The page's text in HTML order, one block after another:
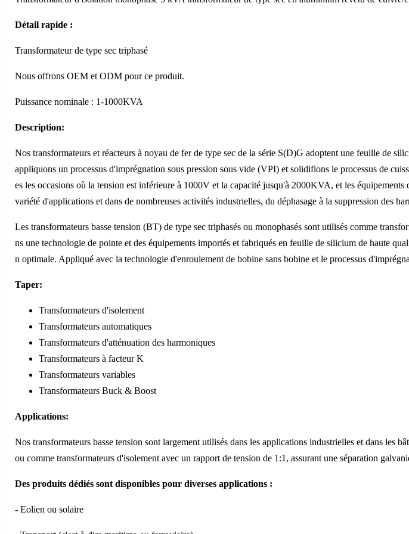
Détail rapide :
Transformateur de type sec triphasé
Nous offrons OEM et ODM pour ce produit.
Puissance nominale : 1-1000KVA
Description:
Nos transformateurs et réacteurs à noyau de fer de type sec de la série S(D)G adoptent une feuille de
appliquons un processus d'imprégnation sous pression sous vide (VPI) et solidifions le processus de
es les occasions où la tension est inférieure à 1000V et la capacité jusqu'à 2000KVA, et les
variété d'applications et dans de nombreuses activités industrielles, du déphasage à la suppression des
Les transformateurs basse tension (BT) de type sec triphasés ou monophasés sont utilisés comme
ns une technologie de pointe et des équipements importés et fabriqués en feuille de silicium de haute
n optimale. Appliqué avec la technologie d'enroulement de bobine sans bobine et le processus
Taper:
Transformateurs d'isolement
Transformateurs automatiques
Transformateurs d'atténuation des harmoniques
Transformateurs à facteur K
Transformateurs variables
Transformateurs Buck & Boost
Applications:
Nos transformateurs basse tension sont largement utilisés dans les applications industrielles et dans
ou comme transformateurs d'isolement avec un rapport de tension de 1:1, assurant une séparation
Des produits dédiés sont disponibles pour diverses applications :
- Eolien ou solaire